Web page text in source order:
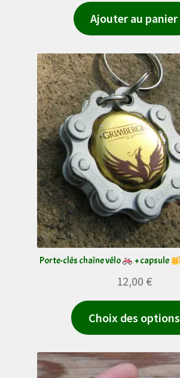
Ajouter au panier
Porte-clés chaîne vélo + capsule
12,00 €
Choix des options